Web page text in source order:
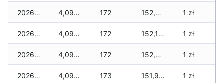
2026-07-07 4,094 zł 172 152,207 zł 1 zł
2026-07-06 4,094 zł 172 152,129 zł 1 zł
2026-07-05 4,094 zł 172 152,053 zł 1 zł
2026-07-04 4,094 zł 173 151,955 zł 1 zł